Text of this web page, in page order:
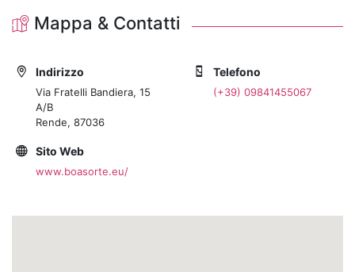
Mappa & Contatti
Indirizzo
Via Fratelli Bandiera, 15
A/B
Rende, 87036
Telefono
(+39) 09841455067
Sito Web
www.boasorte.eu/